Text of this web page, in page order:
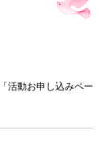
活動お申し込みペー